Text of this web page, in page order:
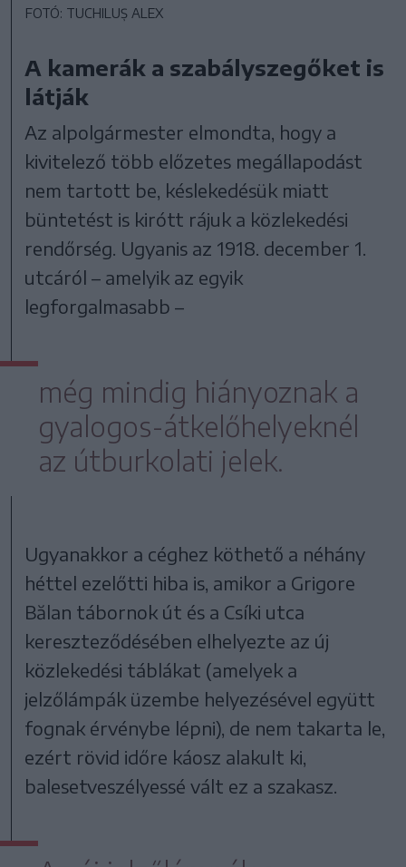
FOTÓ: TUCHILUȘ ALEX
A kamerák a szabályszegőket is
látják
Az alpolgármester elmondta, hogy a
kivitelező több előzetes megállapodást
nem tartott be, késlekedésük miatt
büntetést is kirótt rájuk a közlekedési
rendőrség. Ugyanis az 1918. december 1.
utcáról – amelyik az egyik
legforgalmasabb –
még mindig hiányoznak a
gyalogos-átkelőhelyeknél
az útburkolati jelek.
Ugyanakkor a céghez köthető a néhány
héttel ezelőtti hiba is, amikor a Grigore
Bălan tábornok út és a Csíki utca
kereszteződésében elhelyezte az új
közlekedési táblákat (amelyek a
jelzőlámpák üzembe helyezésével együtt
fognak érvénybe lépni), de nem takarta le,
ezért rövid időre káosz alakult ki,
balesetveszélyessé vált ez a szakasz.